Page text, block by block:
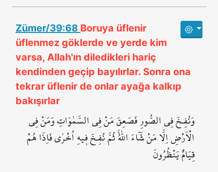
Zümer/39:68 Boruya üflenir
üflenmez göklerde ve yerde kim
varsa, Allah'ın diledikleri hariç
kendinden geçip bayılırlar. Sonra ona
tekrar üflenir de onlar ayağa kalkıp
bakışırlar
وَنُفِـخَ فِي الصُّورِ فَصَعِقَ مَنْ فِي السَّمٰوَاتِ وَمَنْ فِي
الْاَرْضِ اِلَّا مَنْ شَٓاءَ اللّٰهُۚ ثُمَّ نُفِـخَ ف۪يهِ اُخْرٰى فَاِذَا هُمْ
قِيَامٌ يَنْظُرُونَ